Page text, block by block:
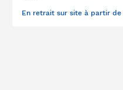
En retrait sur site à partir de